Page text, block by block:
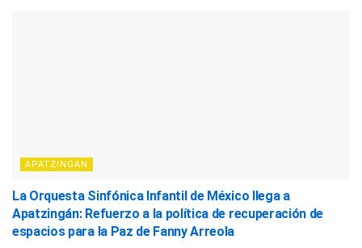
APATZINGÁN
La Orquesta Sinfónica Infantil de México llega a
Apatzingán: Refuerzo a la política de recuperación de
espacios para la Paz de Fanny Arreola